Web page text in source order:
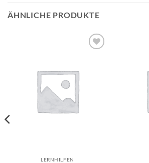
ÄHNLICHE PRODUKTE
LERNHILFEN